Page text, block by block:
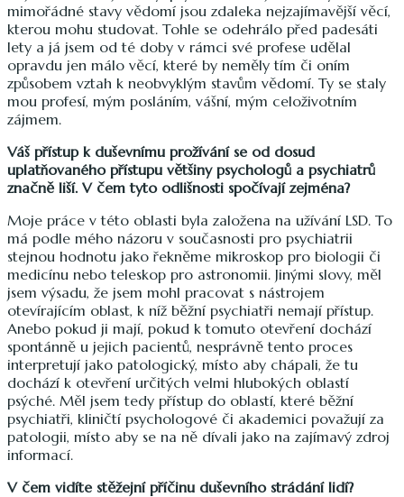
mimořádné stavy vědomí jsou zdaleka nejzajímavější věcí,
kterou mohu studovat. Tohle se odehrálo před padesáti
lety a já jsem od té doby v rámci své profese udělal
opravdu jen málo věcí, které by neměly tím či oním
způsobem vztah k neobvyklým stavům vědomí. Ty se staly
mou profesí, mým posláním, vášní, mým celoživotním
zájmem.
Váš přístup k duševnímu prožívání se od dosud
uplatňovaného přístupu většiny psychologů a psychiatrů
značně liší. V čem tyto odlišnosti spočívají zejména?
Moje práce v této oblasti byla založena na užívání LSD. To
má podle mého názoru v současnosti pro psychiatrii
stejnou hodnotu jako řekněme mikroskop pro biologii či
medicínu nebo teleskop pro astronomii. Jinými slovy, měl
jsem výsadu, že jsem mohl pracovat s nástrojem
otevírajícím oblast, k níž běžní psychiatři nemají přístup.
Anebo pokud ji mají, pokud k tomuto otevření dochází
spontánně u jejich pacientů, nesprávně tento proces
interpretují jako patologický, místo aby chápali, že tu
dochází k otevření určitých velmi hlubokých oblastí
psýché. Měl jsem tedy přístup do oblastí, které běžní
psychiatři, kliničtí psychologové či akademici považují za
patologii, místo aby se na ně dívali jako na zajímavý zdroj
informací.
V čem vidíte stěžejní příčinu duševního strádání lidí?